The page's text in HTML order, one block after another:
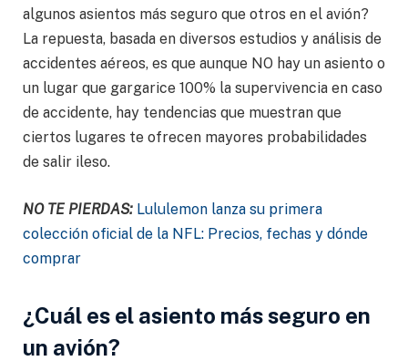
algunos asientos más seguro que otros en el avión?
La repuesta, basada en diversos estudios y análisis de
accidentes aéreos, es que aunque NO hay un asiento o
un lugar que gargarice 100% la supervivencia en caso
de accidente, hay tendencias que muestran que
ciertos lugares te ofrecen mayores probabilidades
de salir ileso.
NO TE PIERDAS: Lululemon lanza su primera
colección oficial de la NFL: Precios, fechas y dónde
comprar
¿Cuál es el asiento más seguro en
un avión?